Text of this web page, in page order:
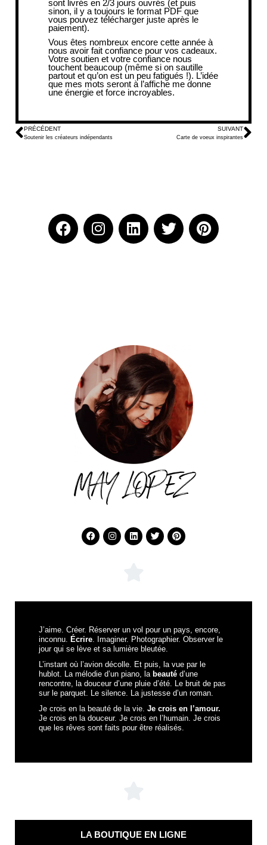
MAY LOPEZ
J’aime. Créer. Réserver un vol pour un pays, encore,
inconnu. Écrire . Imaginer. Photographier. Observer le
jour qui se lève et sa lumière bleutée.
L’instant où l’avion décolle. Et puis, la vue par le
hublot. La mélodie d’un piano, la beauté d’une
rencontre, la douceur d’une pluie d’été. Le bruit de pas
sur le parquet. Le silence. La justesse d’un roman.
Je crois en la beauté de la vie. Je crois en l’amour.
Je crois en la douceur. Je crois en l’humain. Je crois
que les rêves sont faits pour être réalisés.
LA BOUTIQUE EN LIGNE
sont livrés en 2/3 jours ouvrés (et puis
sinon, il y a toujours le format PDF que
vous pouvez télécharger juste après le
paiement).
Vous êtes nombreux encore cette année à
nous avoir fait confiance pour vos cadeaux.
Votre soutien et votre confiance nous
touchent beaucoup (même si on sautille
partout et qu’on est un peu fatigués !). L’idée
que mes mots seront à l’affiche me donne
une énergie et force incroyables.
PRÉCÉDENT
Soutenir les créateurs indépendants
SUIVANT
Carte de voeux inspirantes